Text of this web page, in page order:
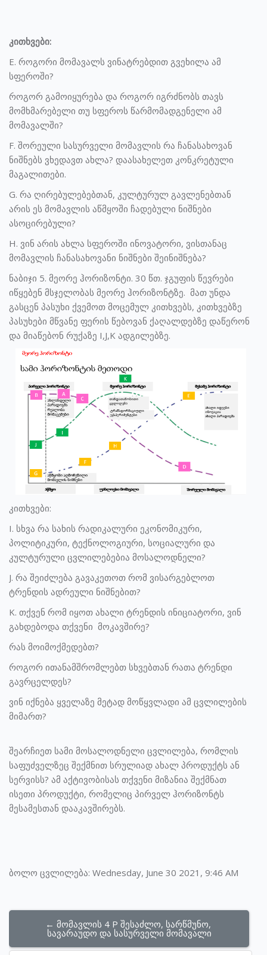
კითხვები:
E. როგორი მომავალს ვინატრებდით გვეხილა ამ
სფეროში?
როგორ გამოიყურება და როგორ იგრძნობს თავს
მომხმარებელი თუ სფეროს წარმომადგენელი ამ
მომავალში?
F. შორეული სასურველი მომავლის რა ჩანასახოვან
ნიშნებს ვხედავთ ახლა? დაასახელეთ კონკრეტული
მაგალითები.
G. რა ღირებულებებთან, კულტურულ გავლენებთან
არის ეს მომავლის აწმყოში ჩადებული ნიშნები
ასოცირებული?
H. ვინ არის ახლა სფეროში ინოვატორი, ვისთანაც
მომავლის ჩანასახოვანი ნიშნები შეინიშნება?
ნაბიჯი 5. მეორე ჰორიზონტი. 30 წთ. ჯგუფის წევრები
იწყებენ მსჯელობას მეორე ჰორიზონტზე. მათ უნდა
გასცენ პასუხი ქვემოთ მოცემულ კითხვებს, კითხვებზე
პასუხები მწვანე ფერის წებოვან ქაღალდებზე დაწერონ
და მიაწებონ რუქაზე I,J,K ადგილებზე.
კითხვები:
I. სხვა რა სახის რადიკალური ეკონომიკური,
პოლიტიკური, ტექნოლოგიური, სოციალური და
კულტურული ცვლილებებია მოსალოდნელი?
J. რა შეიძლება გავაკეთოთ რომ ვისარგებლოთ
ტრენდის ადრეული ნიშნებით?
K. თქვენ რომ იყოთ ახალი ტრენდის ინიციატორი, ვინ
გახდებოდა თქვენი მოკავშირე?
რას მოიმოქმედებთ?
როგორ ითანამშრომლებთ სხვებთან რათა ტრენდი
გავრცელდეს?
ვინ იქნება ყველაზე მეტად მოწყვლადი ამ ცვლილების
მიმართ?
შეარჩიეთ სამი მოსალოდნელი ცვლილება, რომლის
საფუძველზეც შექმნით სრულიად ახალ პროდუქტს ან
სერვისს? ამ აქტივობისას თქვენი მიზანია შექმნათ
ისეთი პროდუქტი, რომელიც პირველ ჰორიზონტს
მესამესთან დააკავშირებს.
ბოლო ცვლილება: Wednesday, June 30 2021, 9:46 AM
← მომავლის 4 P შესაძლო, სარწმუნო,
სავარაუდო და სასურველი მომავალი